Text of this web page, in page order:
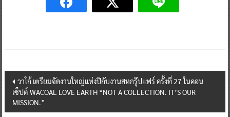
Post
navigation
วาโก้ เตรียมจัดงานใหญ่แห่งปีกับงานสหกรุ๊ปแฟร์ ครั้งที่ 27 ในคอน
เซ็ปต์ WACOAL LOVE EARTH “NOT A COLLECTION. IT’S OUR
MISSION.”